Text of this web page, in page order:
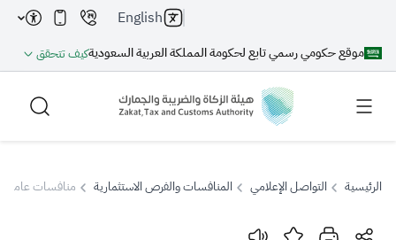
موقع حكومي رسمي تابع لحكومة المملكة العربية السعوديةكيف تتحقق
English
بحث
الرئيسية التواصل الإعلامي المنافسات والفرص الاستثمارية منافسات عامة